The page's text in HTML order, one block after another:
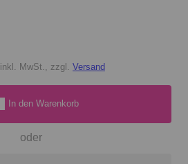
inkl. MwSt., zzgl. Versand
In den Warenkorb
oder